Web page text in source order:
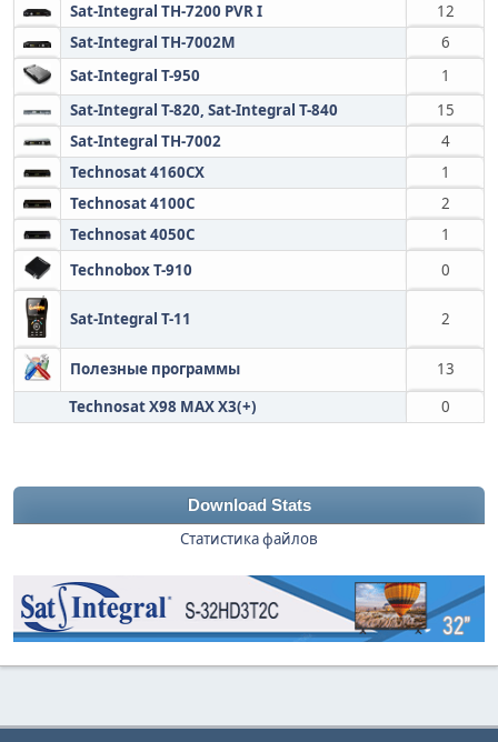
Sat-Integral TH-7200 PVR I
12
Sat-Integral TH-7002M
6
Sat-Integral T-950
1
Sat-Integral T-820, Sat-Integral T-840
15
Sat-Integral TH-7002
4
Technosat 4160CX
1
Technosat 4100C
2
Technosat 4050C
1
Technobox T-910
0
Sat-Integral T-11 2
Полезные программы
13
Technosat X98 MAX X3(+)
0
Download Stats
Статистика файлов